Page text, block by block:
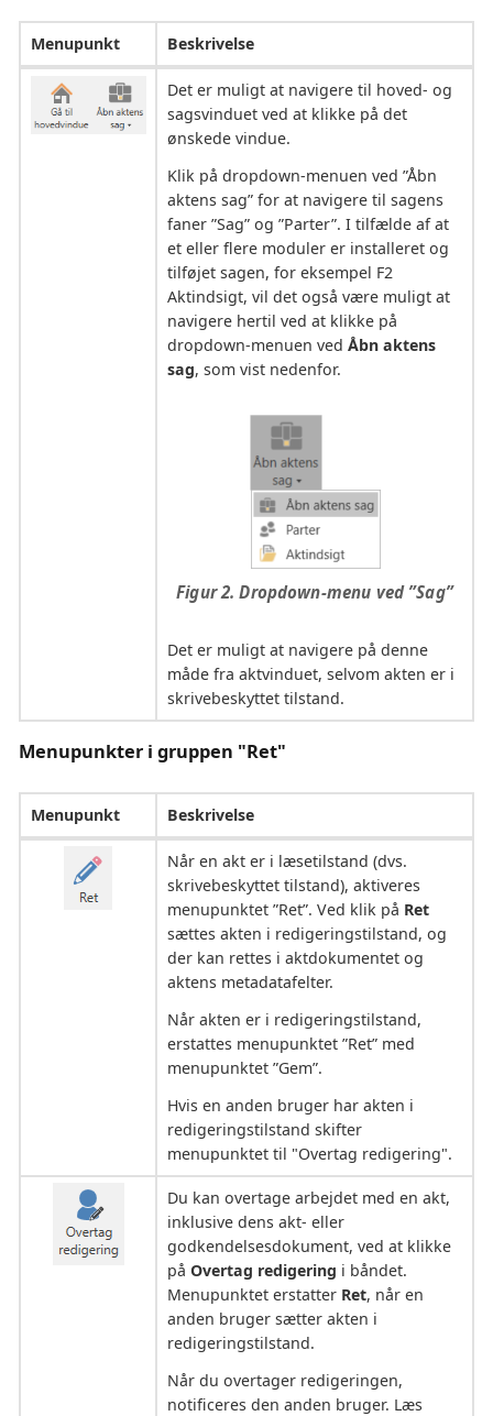
Menupunkt Beskrivelse
Det er muligt at navigere til hoved- og
sagsvinduet ved at klikke på det
ønskede vindue.
Klik på dropdown-menuen ved ”Åbn
aktens sag” for at navigere til sagens
faner ”Sag” og ”Parter”. I tilfælde af at
et eller flere moduler er installeret og
tilføjet sagen, for eksempel F2
Aktindsigt, vil det også være muligt at
navigere hertil ved at klikke på
dropdown-menuen ved Åbn aktens
sag, som vist nedenfor.
Figur 2. Dropdown-menu ved ”Sag”
Det er muligt at navigere på denne
måde fra aktvinduet, selvom akten er i
skrivebeskyttet tilstand.
Menupunkter i gruppen "Ret"
Menupunkt Beskrivelse
Når en akt er i læsetilstand (dvs.
skrivebeskyttet tilstand), aktiveres
menupunktet ”Ret”. Ved klik på Ret
sættes akten i redigeringstilstand, og
der kan rettes i aktdokumentet og
aktens metadatafelter.
Når akten er i redigeringstilstand,
erstattes menupunktet ”Ret” med
menupunktet ”Gem”.
Hvis en anden bruger har akten i
redigeringstilstand skifter
menupunktet til "Overtag redigering".
Du kan overtage arbejdet med en akt,
inklusive dens akt- eller
godkendelsesdokument, ved at klikke
på Overtag redigering i båndet.
Menupunktet erstatter Ret, når en
anden bruger sætter akten i
redigeringstilstand.
Når du overtager redigeringen,
notificeres den anden bruger. Læs